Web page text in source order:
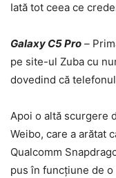
Iată tot ceea ce
Galaxy C5 Pro –
pe site-ul Zuba cu
dovedind că
Apoi o altă scurgere
Weibo, care a arătat
Qualcomm
pus în funcțiune de